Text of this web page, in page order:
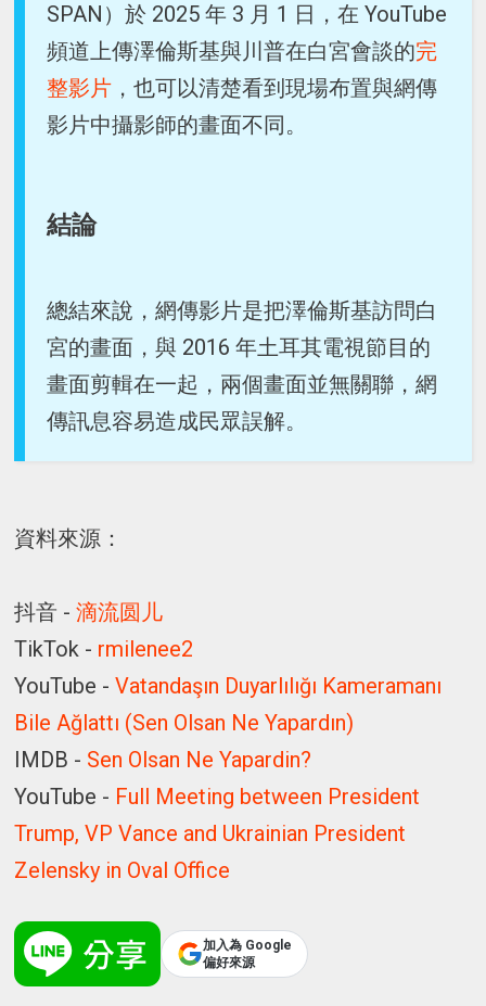
SPAN）於 2025 年 3 月 1 日，在 YouTube
頻道上傳澤倫斯基與川普在白宮會談的完
整影片 ，也可以清楚看到現場布置與網傳
影片中攝影師的畫面不同。
結論
總結來說，網傳影片是把澤倫斯基訪問白
宮的畫面，與 2016 年土耳其電視節目的
畫面剪輯在一起，兩個畫面並無關聯，網
傳訊息容易造成民眾誤解。
資料來源：
抖音 -滴流圆儿
TikTok - rmilenee2
YouTube -Vatandaşın Duyarlılığı Kameramanı
Bile Ağlattı (Sen Olsan Ne Yapardın)
IMDB - Sen Olsan Ne Yapardin?
YouTube - Full Meeting between President
Trump, VP Vance and Ukrainian President
Zelensky in Oval Office
加入為 Google
偏好來源